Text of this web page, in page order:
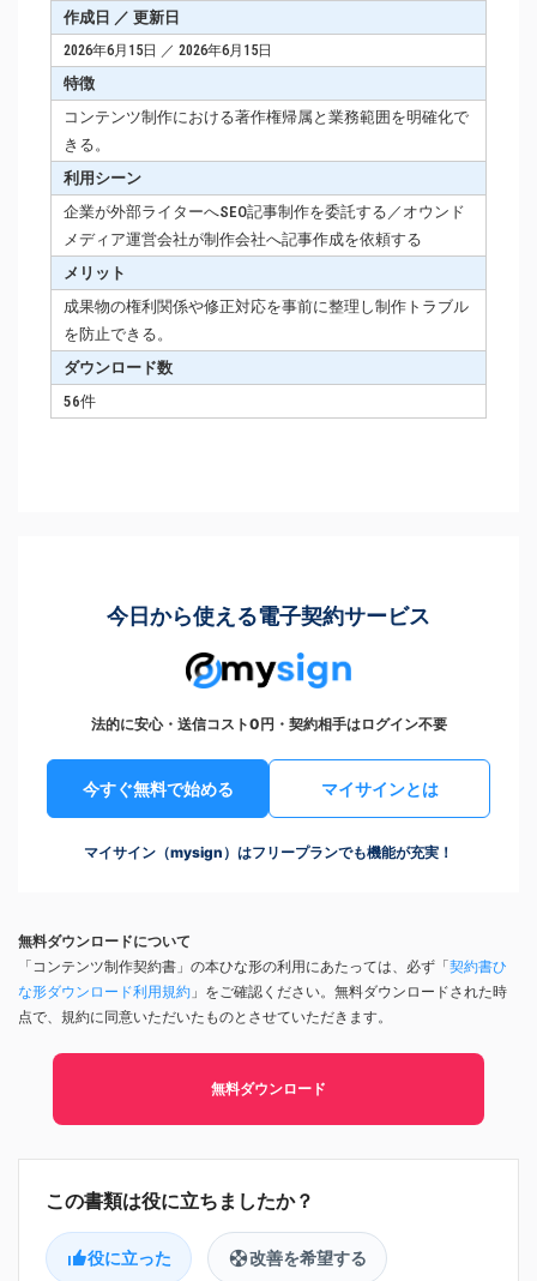
作成日 ／ 更新日
2026年6月15日 ／ 2026年6月15日
特徴
コンテンツ制作における著作権帰属と業務範囲を明確化で
きる。
利用シーン
企業が外部ライターへSEO記事制作を委託する／オウンド
メディア運営会社が制作会社へ記事作成を依頼する
メリット
成果物の権利関係や修正対応を事前に整理し制作トラブル
を防止できる。
ダウンロード数
56件
今日から使える電子契約サービス
法的に安心・送信コスト0円・契約相手はログイン不要
今すぐ無料で始める マイサインとは
マイサイン（mysign）はフリープランでも機能が充実！
無料ダウンロードについて
「コンテンツ制作契約書」の本ひな形の利用にあたっては、必ず「契約書ひ
な形ダウンロード利用規約 」をご確認ください。無料ダウンロードされた時
点で、規約に同意いただいたものとさせていただきます。
無料ダウンロード
役に立った 改善を希望する